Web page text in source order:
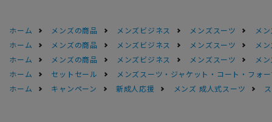
ホーム メンズの商品 メンズビジネス メンズスーツ
メ
ホーム
メンズの商品 メンズビジネス メンズスーツ
メ
ホーム
メンズの商品 メンズビジネス メンズスーツ
メ
ホーム
セットセール
メンズスーツ・ジャケット・コート・フォ
ホーム
キャンペーン 新成人応援 メンズ 成人式スーツ